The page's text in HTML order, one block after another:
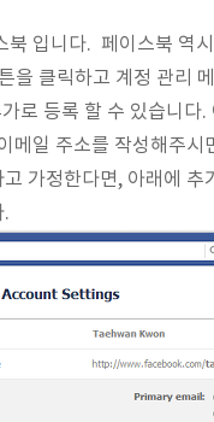
북 입니다. 페이스북 역
클릭하고 계정 관리
로 등록 할 수 있습니
메일 주소를 작성해주
가정한다면, 아래에
.